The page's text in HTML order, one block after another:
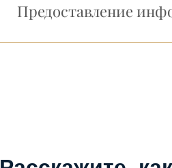
Предоставление